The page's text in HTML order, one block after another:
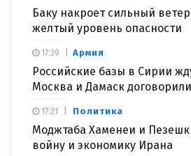
Баку накроет сильный
желтый уровень опасности
Армия
Российские базы в Сирии
Москва и Дамаск
17:39
Политика
Моджтаба Хаменеи и
войну и экономику Ирана
17:21